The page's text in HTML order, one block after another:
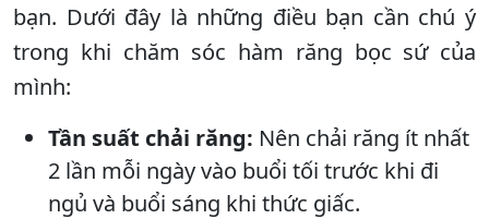
bạn. Dưới đây là những điều bạn cần chú ý
trong khi chăm sóc hàm răng bọc sứ của
mình:
Tần suất chải răng: Nên chải răng ít nhất
2 lần mỗi ngày vào buổi tối trước khi đi
ngủ và buổi sáng khi thức giấc.